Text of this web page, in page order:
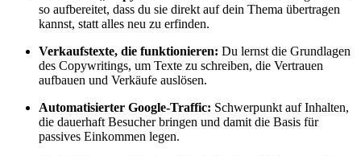
so aufbereitet, dass du sie direkt auf dein Thema übertragen
kannst, statt alles neu zu erfinden.
Verkaufstexte, die funktionieren: Du lernst die Grundlagen
des Copywritings, um Texte zu schreiben, die Vertrauen
aufbauen und Verkäufe auslösen.
Automatisierter Google-Traffic: Schwerpunkt auf Inhalten,
die dauerhaft Besucher bringen und damit die Basis für
passives Einkommen legen.